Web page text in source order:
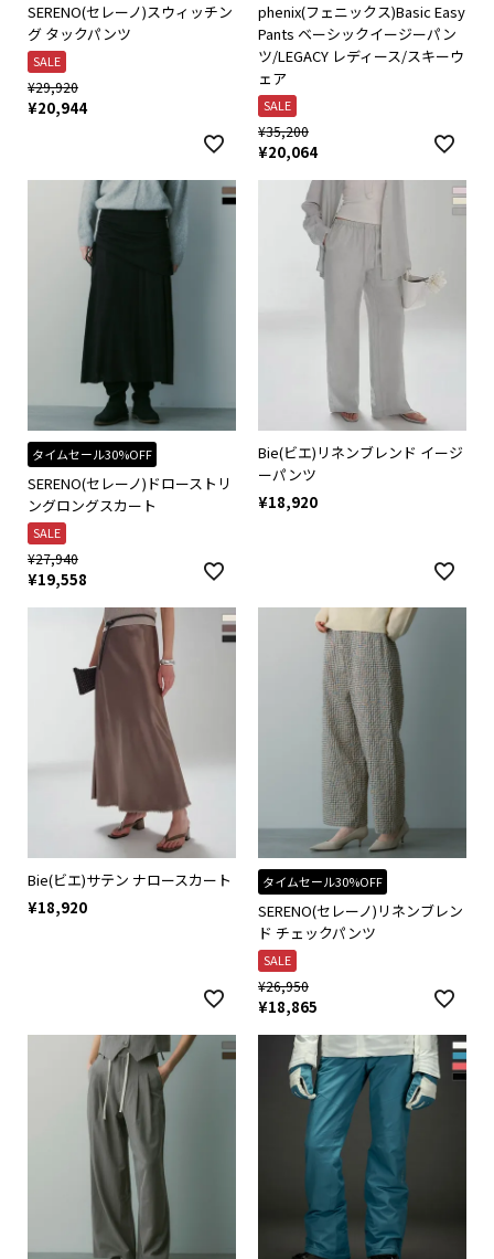
SERENO(セレーノ)スウィッチン
グ タックパンツ
SALE
¥29,920
¥20,944
phenix(フェニックス)Basic Easy
Pants ベーシックイージーパン
ツ/LEGACY レディース/スキーウ
ェア
SALE
¥35,200
¥20,064
タイムセール30%OFF
SERENO(セレーノ)ドローストリ
ングロングスカート
SALE
¥27,940
¥19,558
Bie(ビエ)リネンブレンド イージ
ーパンツ
¥18,920
Bie(ビエ)サテン ナロースカート
¥18,920
タイムセール30%OFF
SERENO(セレーノ)リネンブレン
ド チェックパンツ
SALE
¥26,950
¥18,865